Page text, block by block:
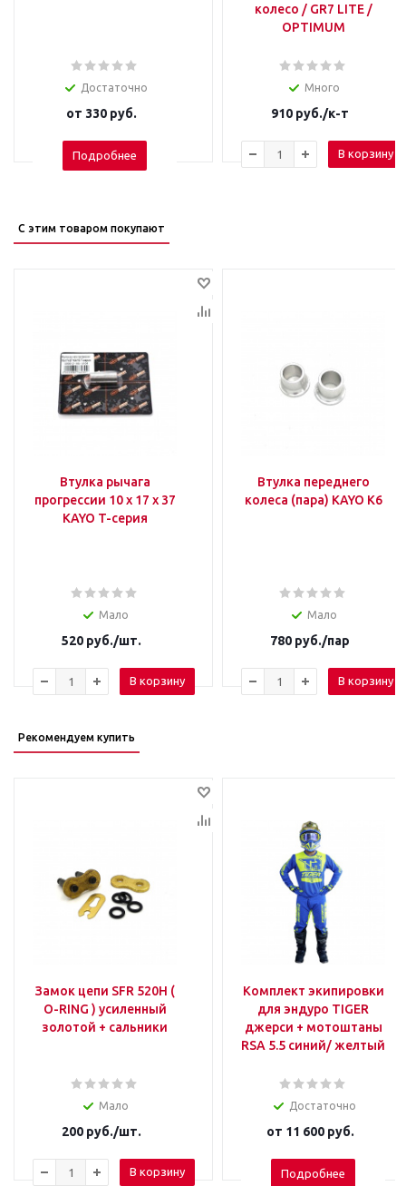
Достаточно
от 330 руб.
Подробнее
колесо / GR7 LITE /
OPTIMUM
Много
910 руб./к-т
В корзину
С этим товаром покупают
Втулка рычага
прогрессии 10 x 17 x 37
KAYO T-серия
Мало
520 руб./шт.
В корзину
Втулка переднего
колеса (пара) KAYO K6
Мало
780 руб./пар
В корзину
Рекомендуем купить
Замок цепи SFR 520H (
O-RING ) усиленный
золотой + сальники
Мало
200 руб./шт.
В корзину
Комплект экипировки
для эндуро TIGER
джерси + мотоштаны
RSA 5.5 синий/ желтый
Достаточно
от 11 600 руб.
Подробнее